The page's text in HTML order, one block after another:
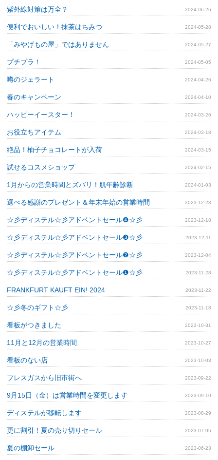
紫外線対策は万全？ 2024-06-26
便利でおいしい！抹茶はちみつ 2024-05-28
「みやげもの屋」ではありません 2024-05-27
プチプラ！ 2024-05-05
噂のジェラート 2024-04-26
春のキャンペーン 2024-04-10
ハッピーイースター！ 2024-03-26
お役立ちアイテム 2024-03-18
絶品！柚子チョコレートが入荷 2024-03-15
試せるコスメショップ 2024-02-15
1月からの営業時間とズバリ！肌年齢診断 2024-01-03
選べる感謝のプレゼント＆年末年始の営業時間 2023-12-23
☆彡ディステル☆彡アドベントセール❹☆彡 2023-12-18
☆彡ディステル☆彡アドベントセール❸☆彡 2023-12-11
☆彡ディステル☆彡アドベントセール❷☆彡 2023-12-04
☆彡ディステル☆彡アドベントセール❶☆彡 2023-11-28
FRANKFURT KAUFT EIN! 2024 2023-11-22
☆彡冬のギフト☆彡 2023-11-18
看板がつきました 2023-10-31
11月と12月の営業時間 2023-10-27
看板のない店 2023-10-03
フレスガスから旧市街へ 2023-09-22
9月15日（金）は営業時間を変更します 2023-09-10
ディステルが移転します 2023-08-29
更に割引！夏の売り切りセール 2023-07-05
夏の棚卸セール 2023-06-23